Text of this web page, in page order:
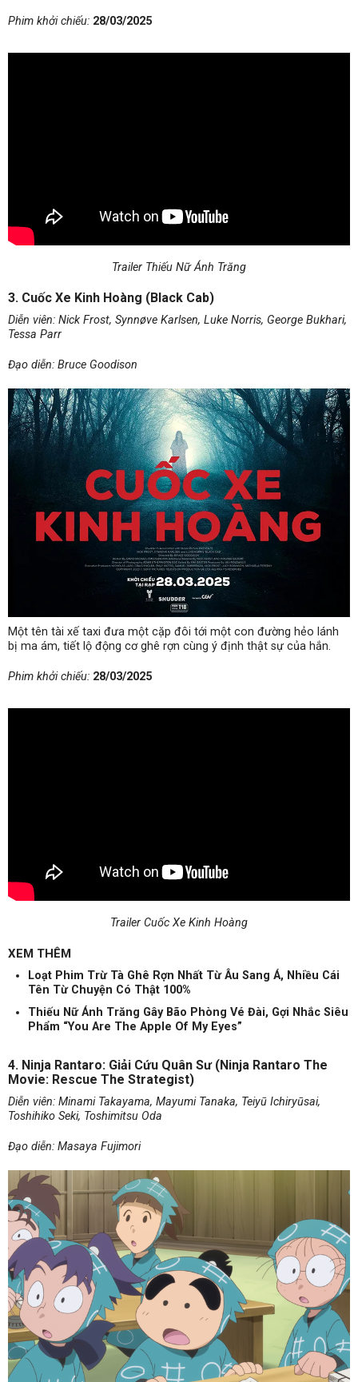
Phim khởi chiếu: 28/03/2025
Trailer Thiếu Nữ Ánh Trăng
3. Cuốc Xe Kinh Hoàng (Black Cab)
Diễn viên: Nick Frost, Synnøve Karlsen, Luke Norris, George Bukhari,
Tessa Parr
Đạo diễn: Bruce Goodison
Một tên tài xế taxi đưa một cặp đôi tới một con đường hẻo lánh
bị ma ám, tiết lộ động cơ ghê rợn cùng ý định thật sự của hắn.
Phim khởi chiếu: 28/03/2025
Trailer Cuốc Xe Kinh Hoàng
XEM THÊM
Loạt Phim Trừ Tà Ghê Rợn Nhất Từ Âu Sang Á, Nhiều Cái
Tên Từ Chuyện Có Thật 100%
Thiếu Nữ Ánh Trăng Gây Bão Phòng Vé Đài, Gợi Nhắc Siêu
Phẩm “You Are The Apple Of My Eyes”
4. Ninja Rantaro: Giải Cứu Quân Sư (Ninja Rantaro The
Movie: Rescue The Strategist)
Diễn viên: Minami Takayama, Mayumi Tanaka, Teiyū Ichiryūsai,
Toshihiko Seki, Toshimitsu Oda
Đạo diễn: Masaya Fujimori